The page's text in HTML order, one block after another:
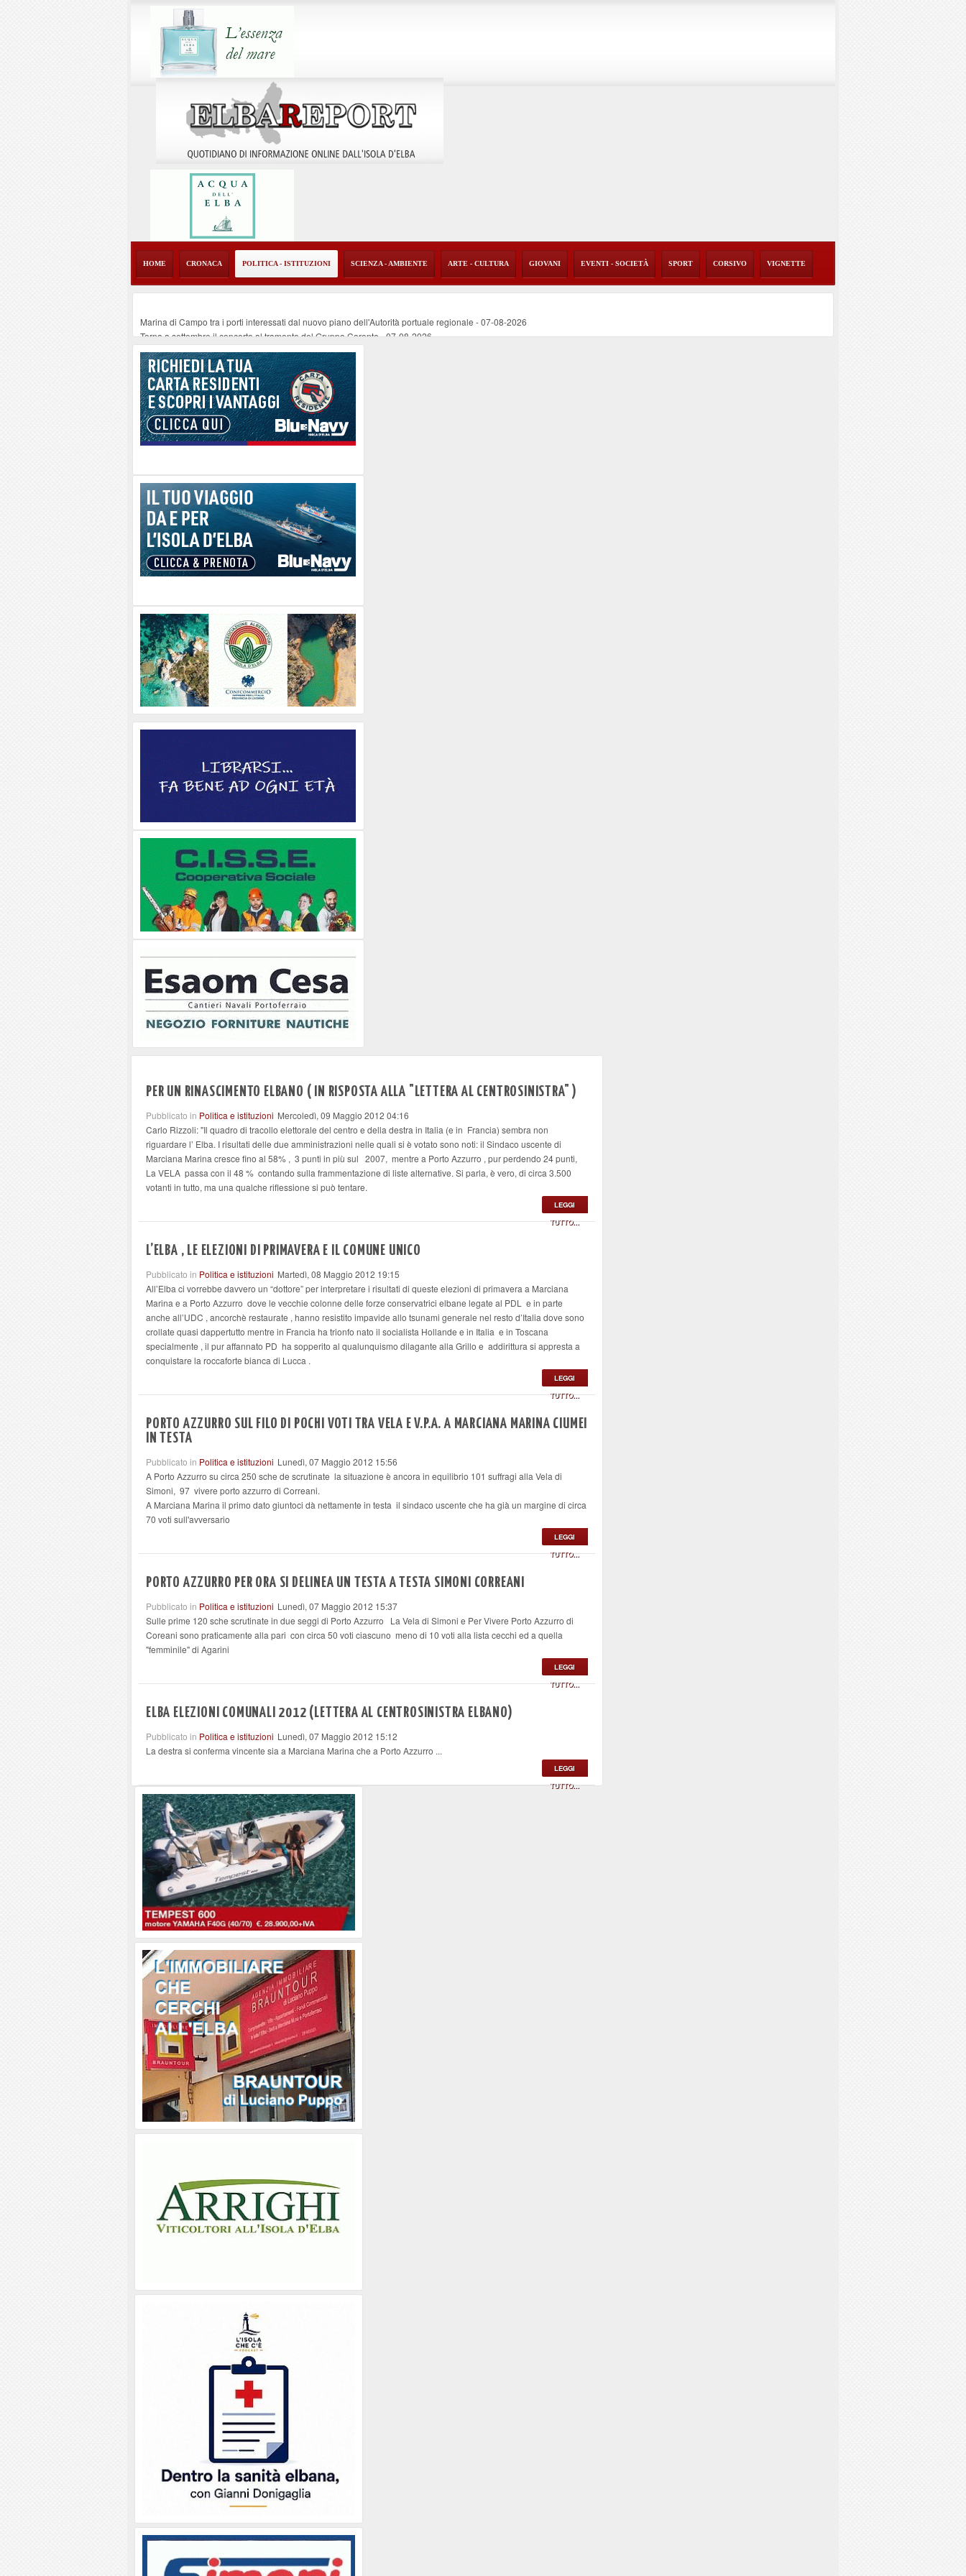
HOME CRONACA POLITICA - ISTITUZIONI SCIENZA - AMBIENTE ARTE - CULTURA GIOVANI EVENTI - SOCIETÀ SPORT CORSIVO VIGNETTE
Marina di Campo tra i porti interessati dal nuovo piano dell'Autorità portuale regionale -07-08-2026
Torna a settembre il concerto al tramonto del Gruppo Caronte-07-08-2026
Al Teatrino delle Suore la presentazione di ‘Errori con la E maiuscola’ di Claudia Camilletti
Un'ennesima lamentela di chi soffre per il degrado urbano nel centro storico ferajese
Raccolta rifiuti a Rio Marina, nuova segnalazione di disservizi
PER UN RINASCIMENTO ELBANO ( IN RISPOSTA ALLA "LETTERA AL CENTROSINISTRA" )
Pubblicato in Politica e istituzioni Mercoledì, 09 Maggio 2012 04:16
Carlo Rizzoli: "Il quadro di tracollo elettorale del centro e della destra in Italia (e in Francia) sembra non
riguardare l’ Elba. I risultati delle due amministrazioni nelle quali si è votato sono noti: il Sindaco uscente di
Marciana Marina cresce fino al 58% , 3 punti in più sul 2007, mentre a Porto Azzurro , pur perdendo 24 punti,
La VELA passa con il 48 % contando sulla frammentazione di liste alternative. Si parla, è vero, di circa 3.500
votanti in tutto, ma una qualche riflessione si può tentare.
LEGGI
TUTTO...
L’ELBA , LE ELEZIONI DI PRIMAVERA E IL COMUNE UNICO
Pubblicato in Politica e istituzioni Martedì, 08 Maggio 2012 19:15
All’Elba ci vorrebbe davvero un “dottore” per interpretare i risultati di queste elezioni di primavera a Marciana
Marina e a Porto Azzurro dove le vecchie colonne delle forze conservatrici elbane legate al PDL e in parte
anche all’UDC , ancorchè restaurate , hanno resistito impavide allo tsunami generale nel resto d’Italia dove sono
crollate quasi dappertutto mentre in Francia ha trionfo nato il socialista Hollande e in Italia e in Toscana
specialmente , il pur affannato PD ha sopperito al qualunquismo dilagante alla Grillo e addirittura si appresta a
conquistare la roccaforte bianca di Lucca .
LEGGI
TUTTO...
PORTO AZZURRO SUL FILO DI POCHI VOTI TRA VELA E V.P.A. A MARCIANA MARINA CIUMEI
IN TESTA
Pubblicato in Politica e istituzioni Lunedì, 07 Maggio 2012 15:56
A Porto Azzurro su circa 250 sche de scrutinate la situazione è ancora in equilibrio 101 suffragi alla Vela di
Simoni, 97 vivere porto azzurro di Correani.
A Marciana Marina il primo dato giuntoci dà nettamente in testa il sindaco uscente che ha già un margine di circa
70 voti sull'avversario
LEGGI
TUTTO...
PORTO AZZURRO PER ORA SI DELINEA UN TESTA A TESTA SIMONI CORREANI
Pubblicato in Politica e istituzioni Lunedì, 07 Maggio 2012 15:37
Sulle prime 120 sche scrutinate in due seggi di Porto Azzurro La Vela di Simoni e Per Vivere Porto Azzurro di
Coreani sono praticamente alla pari con circa 50 voti ciascuno meno di 10 voti alla lista cecchi ed a quella
"femminile" di Agarini
LEGGI
TUTTO...
ELBA ELEZIONI COMUNALI 2012 (LETTERA AL CENTROSINISTRA ELBANO)
Pubblicato in Politica e istituzioni Lunedì, 07 Maggio 2012 15:12
La destra si conferma vincente sia a Marciana Marina che a Porto Azzurro ...
LEGGI
TUTTO...